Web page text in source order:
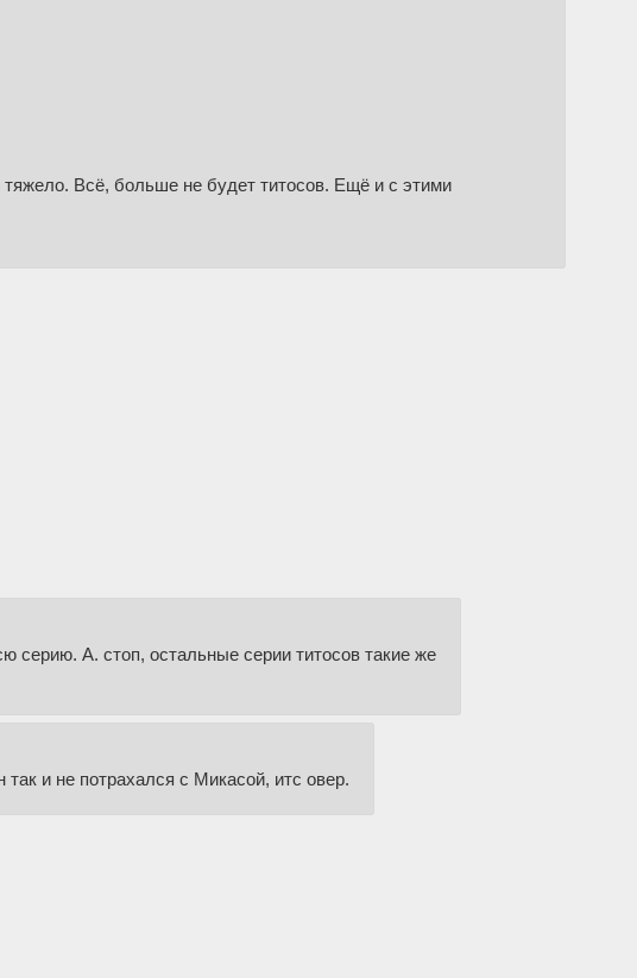
тяжело. Всё, больше не будет титосов. Ещё и с этими
серию. А. стоп, остальные серии титосов такие же
и не потрахался с Микасой, итс овер.